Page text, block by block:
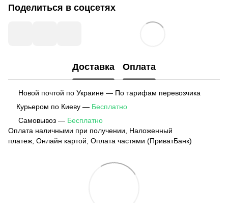
Поделиться в соцсетях
Доставка Оплата
Новой почтой по Украине — По тарифам перевозчика
Курьером по Киеву — Бесплатно
Самовывоз — Бесплатно
Оплата наличными при получении, Наложенный
платеж, Онлайн картой, Оплата частями (ПриватБанк)